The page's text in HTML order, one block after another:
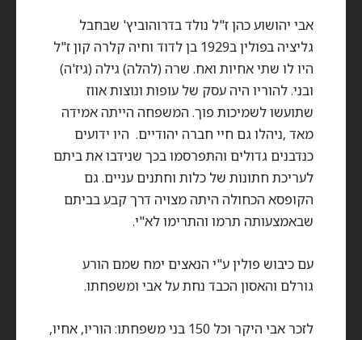
אבי יהושוע כהן ז"ל נולד בדרוהוביץ' שבחבל
גליציה בפולין ב1929 בן לדוד וחיה קלרה קון ז"ל
היו לו שתי אחיות ואח. שרה (להלה) גילה (גיז'ה)
ובני. להוריו היה עסק של עופות ונוצות אווז
שתועשו לשמיכות פוך. המשפחה הייתה אמידה
מאד ,ניהלו גם חיי חברה יהודיים. היו ידועים
כנדבנים גדולים והתפרסמו בכך שנידבו את ביתם
לעריכת חתונות של כלות וחתנים עניים. גם
הקופסא הכחולה היתה מצויה דרך קבע בביתם
שבאמצעותה תרמו והתרימו לא"י.
עם כיבוש פולין ע"י הנאצים ימח שמם הורע
גורלם והאסון הכבד נחת על אבי ומשפחתו.
לזכר אבי היקר וכל 150 בני משפחתו: הוריו, אחיו,